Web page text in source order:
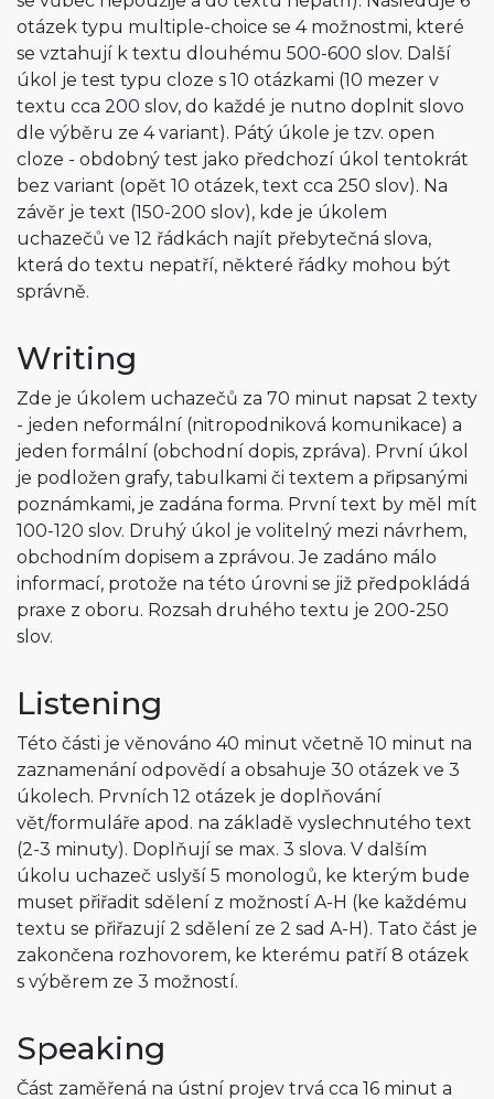
otázek typu multiple-choice se 4 možnostmi, které
se vztahují k textu dlouhému 500-600 slov. Další
úkol je test typu cloze s 10 otázkami (10 mezer v
textu cca 200 slov, do každé je nutno doplnit slovo
dle výběru ze 4 variant). Pátý úkole je tzv. open
cloze - obdobný test jako předchozí úkol tentokrát
bez variant (opět 10 otázek, text cca 250 slov). Na
závěr je text (150-200 slov), kde je úkolem
uchazečů ve 12 řádkách najít přebytečná slova,
která do textu nepatří, některé řádky mohou být
správně.
Writing
Zde je úkolem uchazečů za 70 minut napsat 2 texty
- jeden neformální (nitropodniková komunikace) a
jeden formální (obchodní dopis, zpráva). První úkol
je podložen grafy, tabulkami či textem a připsanými
poznámkami, je zadána forma. První text by měl mít
100-120 slov. Druhý úkol je volitelný mezi návrhem,
obchodním dopisem a zprávou. Je zadáno málo
informací, protože na této úrovni se již předpokládá
praxe z oboru. Rozsah druhého textu je 200-250
slov.
Listening
Této části je věnováno 40 minut včetně 10 minut na
zaznamenání odpovědí a obsahuje 30 otázek ve 3
úkolech. Prvních 12 otázek je doplňování
vět/formuláře apod. na základě vyslechnutého text
(2-3 minuty). Doplňují se max. 3 slova. V dalším
úkolu uchazeč uslyší 5 monologů, ke kterým bude
muset přiřadit sdělení z možností A-H (ke každému
textu se přiřazují 2 sdělení ze 2 sad A-H). Tato část je
zakončena rozhovorem, ke kterému patří 8 otázek
s výběrem ze 3 možností.
Speaking
Část zaměřená na ústní projev trvá cca 16 minut a